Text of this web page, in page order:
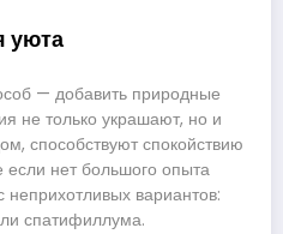
уюта
— добавить природные
не только украшают, но и
способствуют спокойствию
если нет большого опыта
неприхотливых вариантов:
спатифиллума.